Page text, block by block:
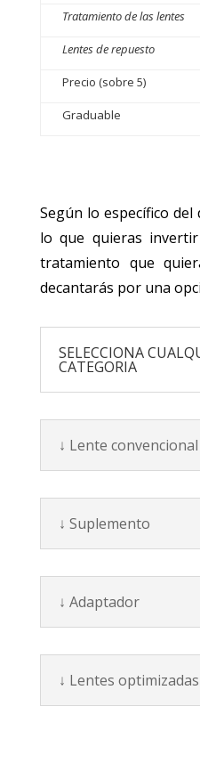
Tratamiento de las lentes
Lentes de repuesto
Precio (sobre 5)
Graduable
Según lo específico
lo que quieras
tratamiento que
decantarás por una
SELECCIONA
CATEGORIA
↓ Lente convencional
↓ Suplemento
↓ Adaptador
↓ Lentes optimizadas